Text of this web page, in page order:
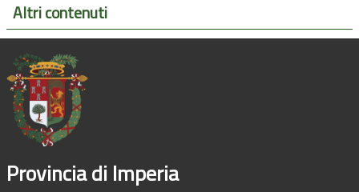
Altri contenuti
Provincia di Imperia